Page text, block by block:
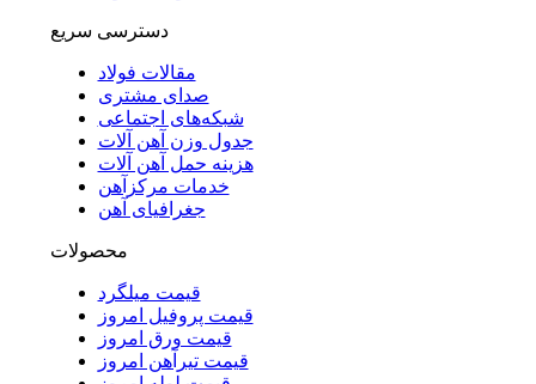
دسترسی سریع
مقالات فولاد
صدای مشتری
شبکه‌های اجتماعی
جدول وزن آهن آلات
هزینه حمل آهن آلات
خدمات مرکزآهن
جغرافیای آهن
محصولات
قیمت میلگرد
قیمت پروفیل امروز
قیمت ورق امروز
قیمت تیرآهن امروز